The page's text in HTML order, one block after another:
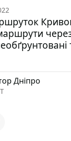
Дніпро